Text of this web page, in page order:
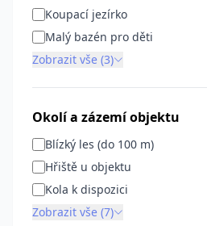
Koupací jezírko
Malý bazén pro děti
Zobrazit vše (3)
Okolí a zázemí objektu
Blízký les (do 100 m)
Hřiště u objektu
Kola k dispozici
Zobrazit vše (7)